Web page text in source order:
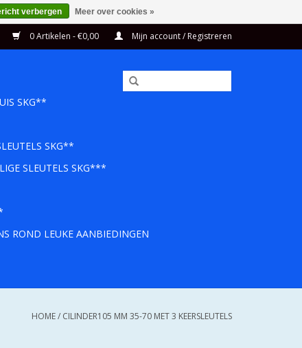
0 Artikelen - €0,00 Mijn account / Registreren
SKG**
SKG**
SLEUTELS SKG***
ROND LEUKE AANBIEDINGEN
HOME/ CILINDER105 MM 35-70 MET 3 KEERSLEUTELS
verbergen Meer over cookies »